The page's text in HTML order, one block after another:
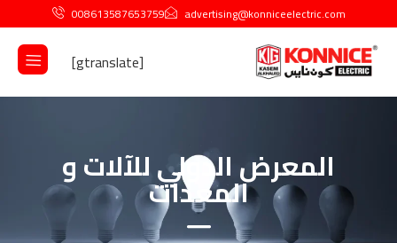
008613587653759 advertising@konniceelectric.com
[gtranslate]
المعرض الدولي للآلات و
المعدات